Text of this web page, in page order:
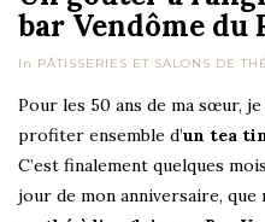
bar Vendôme du
In PÂTISSERIES ET SALONS DE THÉ
Pour les 50 ans de ma sœur,
profiter ensemble d’un tea
C’est finalement quelques
jour de mon anniversaire, que